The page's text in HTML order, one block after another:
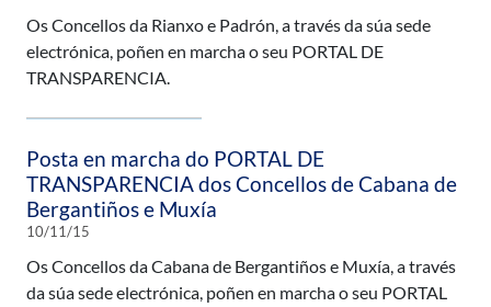
Os Concellos da Rianxo e Padrón, a través da súa sede
electrónica, poñen en marcha o seu PORTAL DE
TRANSPARENCIA.
Posta en marcha do PORTAL DE
TRANSPARENCIA dos Concellos de Cabana de
Bergantiños e Muxía
10/11/15
Os Concellos da Cabana de Bergantiños e Muxía, a través
da súa sede electrónica, poñen en marcha o seu PORTAL